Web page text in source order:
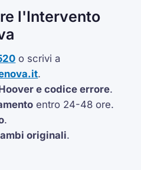
l'Intervento
o scrivi a
.
e codice errore.
entro 24-48 ore.
.
originali.